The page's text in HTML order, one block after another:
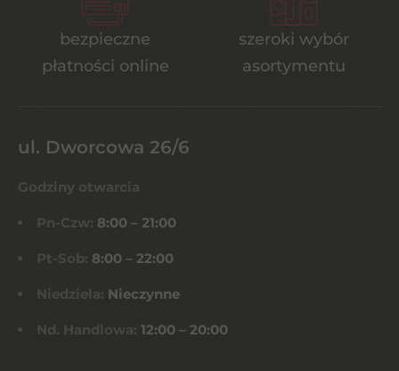
bezpieczne
płatności online
szeroki wybór
asortymentu
ul. Dworcowa 26/6
Godziny otwarcia
Pn-Czw: 8:00 – 21:00
Pt-Sob: 8:00 – 22:00
Niedziela: Nieczynne
Nd. Handlowa: 12:00 – 20:00